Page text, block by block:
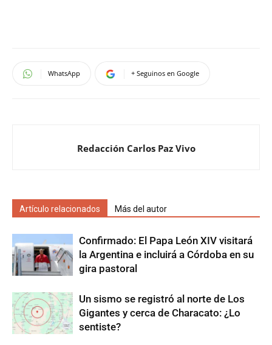
WhatsApp + Seguinos en Google
Redacción Carlos Paz Vivo
Artículo relacionados Más del autor
Confirmado: El Papa León XIV visitará
la Argentina e incluirá a Córdoba en su
gira pastoral
Un sismo se registró al norte de Los
Gigantes y cerca de Characato: ¿Lo
sentiste?